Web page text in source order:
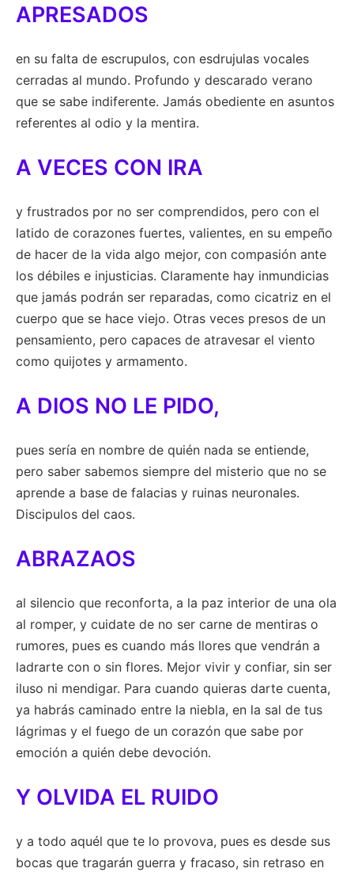
APRESADOS
en su falta de escrupulos, con esdrujulas vocales
cerradas al mundo. Profundo y descarado verano
que se sabe indiferente. Jamás obediente en asuntos
referentes al odio y la mentira.
A VECES CON IRA
y frustrados por no ser comprendidos, pero con el
latido de corazones fuertes, valientes, en su empeño
de hacer de la vida algo mejor, con compasión ante
los débiles e injusticias. Claramente hay inmundicias
que jamás podrán ser reparadas, como cicatriz en el
cuerpo que se hace viejo. Otras veces presos de un
pensamiento, pero capaces de atravesar el viento
como quijotes y armamento.
A DIOS NO LE PIDO,
pues sería en nombre de quién nada se entiende,
pero saber sabemos siempre del misterio que no se
aprende a base de falacias y ruinas neuronales.
Discipulos del caos.
ABRAZAOS
al silencio que reconforta, a la paz interior de una ola
al romper, y cuidate de no ser carne de mentiras o
rumores, pues es cuando más llores que vendrán a
ladrarte con o sin flores. Mejor vivir y confiar, sin ser
iluso ni mendigar. Para cuando quieras darte cuenta,
ya habrás caminado entre la niebla, en la sal de tus
lágrimas y el fuego de un corazón que sabe por
emoción a quién debe devoción.
Y OLVIDA EL RUIDO
y a todo aquél que te lo provova, pues es desde sus
bocas que tragarán guerra y fracaso, sin retraso en